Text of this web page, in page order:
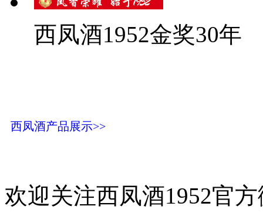
西凤酒1952金奖30年
西凤酒产品展示>>
欢迎关注西凤酒1952官